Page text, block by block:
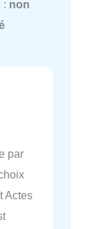
: non
par
Actes